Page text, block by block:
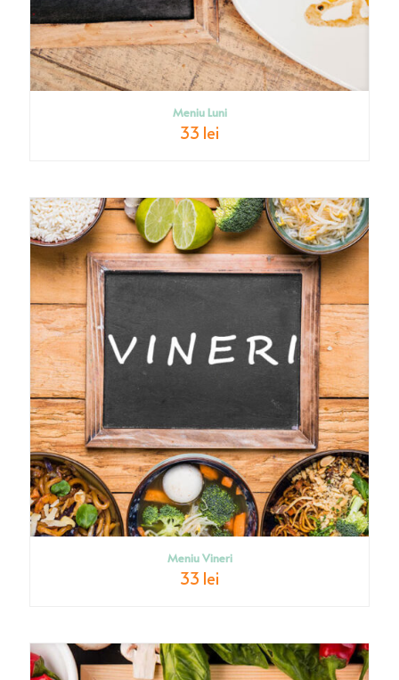
Meniu Luni
33 lei
Meniu Vineri
33 lei